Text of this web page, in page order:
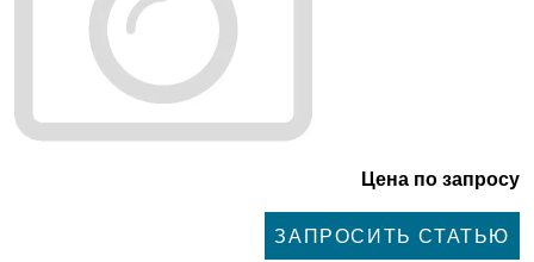
Цена по запросу
ЗАПРОСИТЬ СТАТЬЮ